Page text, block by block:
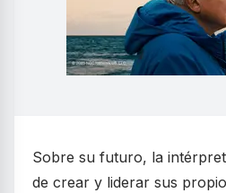
Sobre su futuro, la
de crear y liderar sus